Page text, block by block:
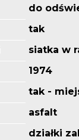
do
tak
siatka w
1974
tak -
asfalt
działki